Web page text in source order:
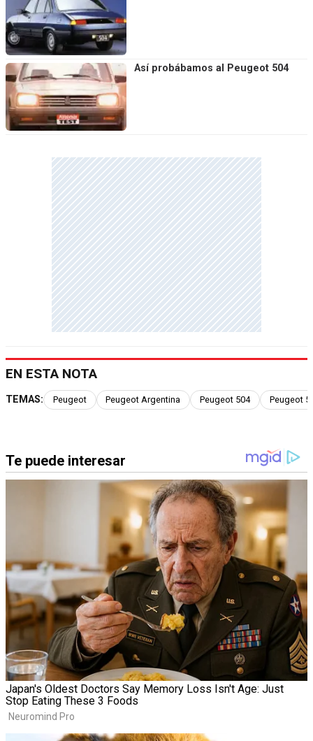
Así probábamos al Peugeot 504
EN ESTA NOTA
TEMAS: Peugeot Peugeot Argentina Peugeot 504 Peugeot